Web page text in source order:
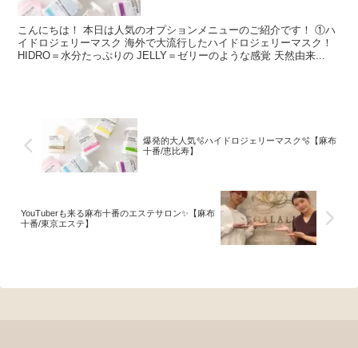
こんにちは！ 本日は人気のオプションメニューのご紹介です！ ①ハ
イドロジェリーマスク 海外で大流行したハイドロジェリーマスク！
HIDRO＝水分たっぷりの JELLY＝ゼリーのような感覚 天然由来...
爆発的大人気🫧ハイドロジェリーマスク🫧【麻布
十番/恵比寿】
YouTuberも来る麻布十番のエステサロン✨【麻布
十番/東京エステ】